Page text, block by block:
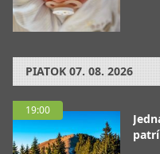
PIATOK 07. 08. 2026
19:00